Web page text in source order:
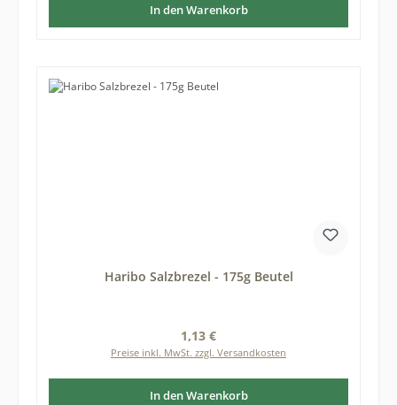
In den Warenkorb
Haribo Salzbrezel - 175g Beutel
Regulärer Preis:
1,13 €
Preise inkl. MwSt. zzgl. Versandkosten
In den Warenkorb